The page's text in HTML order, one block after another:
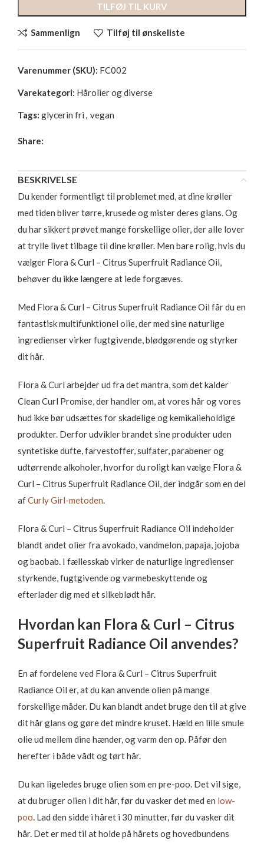
TILFØJ TIL KURV
Sammenlign Tilføj til ønskeliste
Varenummer (SKU): FC002
Varekategori: Hårolier og diverse
Tags: glycerin fri vegan
Share:
BESKRIVELSE
Du kender formentligt til problemet med, at dine krøller
med tiden bliver tørre, krusede og mister deres glans. Og
du har sikkert prøvet mange forskellige olier, der alle lover
at trylle livet tilbage til dine krøller. Men bare rolig, hvis du
vælger Flora & Curl – Citrus Superfruit Radiance Oil,
behøver du ikke længere at lede forgæves.
Med Flora & Curl – Citrus Superfruit Radiance Oil får du en
fantastisk multifunktionel olie, der med sine naturlige
ingredienser virker fugtgivende, blødgørende og styrker
dit hår.
Flora & Curl arbejder ud fra det mantra, som det kalder
Clean Curl Promise, der handler om, at vores hår og vores
hud ikke bør udsættes for skadelige og kemikalieholdige
produkter. Derfor udvikler brandet sine produkter uden
syntetiske dufte, farvestoffer, sulfater, parabener og
udtørrende alkoholer, hvorfor du roligt kan vælge Flora &
Curl – Citrus Superfruit Radiance Oil, der indgår som en del
afCurly Girl-metoden
Flora & Curl – Citrus Superfruit Radiance Oil indeholder
blandt andet olier fra avokado, vandmelon, papaja, jojoba
og baobab. I fællesskab virker de naturlige ingredienser
styrkende, fugtgivende og varmebeskyttende og
efterlader dig med et silkeblødt hår.
Hvordan kan Flora & Curl – Citrus
Superfruit Radiance Oil anvendes?
En af fordelene ved Flora & Curl – Citrus Superfruit
Radiance Oil er, at du kan anvende olien på mange
forskellige måder. Du kan blandt andet bruge den til at give
dit hår glans og gøre det mindre kruset. Hæld en lille smule
olie ud mellem dine hænder, og varm den op. Påfør den
herefter i både vådt og tørt hår.
Du kan ligeledes bruge olien som en pre-poo. Det vil sige,
at du bruger olien i dit hår, før du vasker det med en low-
poo . Lad den sidde i håret i 30 minutter, før du vasker dit
hår. Det er med til at holde på hårets og hovedbundens